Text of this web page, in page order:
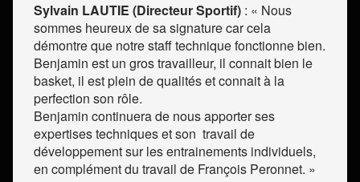
Sylvain LAUTIE (Directeur Sportif) : « Nous
sommes heureux de sa signature car cela
démontre que notre staff technique fonctionne bien.
Benjamin est un gros travailleur, il connait bien le
basket, il est plein de qualités et connait à la
perfection son rôle.
Benjamin continuera de nous apporter ses
expertises techniques et son travail de
développement sur les entrainements individuels,
en complément du travail de François Peronnet. »